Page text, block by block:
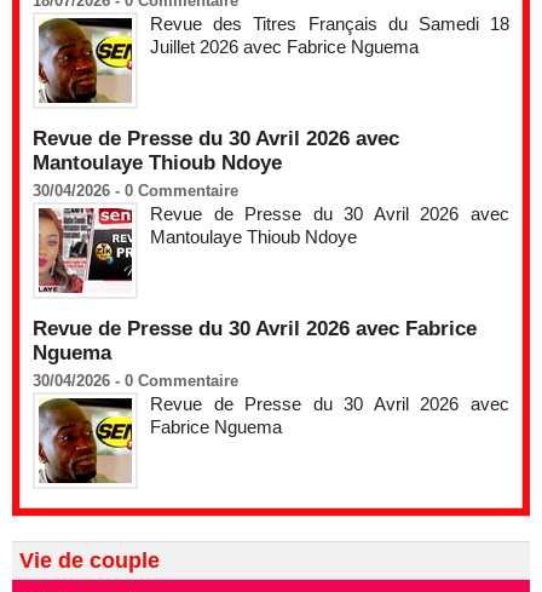
Revue des Titres Français du Samedi 18
Juillet 2026 avec Fabrice Nguema
Revue de Presse du 30 Avril 2026 avec
Mantoulaye Thioub Ndoye
30/04/2026 - 0 Commentaire
Revue de Presse du 30 Avril 2026 avec
Mantoulaye Thioub Ndoye
Revue de Presse du 30 Avril 2026 avec Fabrice
Nguema
30/04/2026 - 0 Commentaire
Revue de Presse du 30 Avril 2026 avec
Fabrice Nguema
Vie de couple